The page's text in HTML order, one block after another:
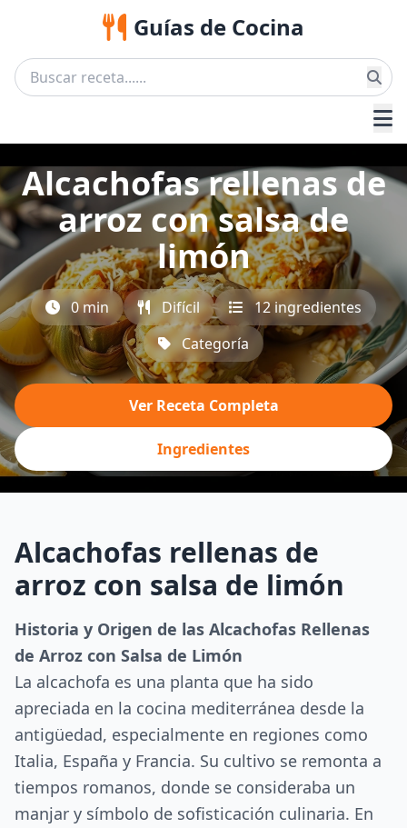
Guías de Cocina
Alcachofas rellenas de
arroz con salsa de
limón
0 min Difícil
12 ingredientes
Categoría
Ver Receta Completa
Ingredientes
Alcachofas rellenas de
arroz con salsa de limón
Historia y Origen de las Alcachofas Rellenas
de Arroz con Salsa de Limón
La alcachofa es una planta que ha sido
apreciada en la cocina mediterránea desde la
antigüedad, especialmente en regiones como
Italia, España y Francia. Su cultivo se remonta a
tiempos romanos, donde se consideraba un
manjar y símbolo de sofisticación culinaria. En